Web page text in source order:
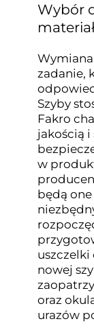
Wybór
zadanie,
Szyby
Fakro
jakością i
w
będą
uszczelki
nowej
oraz
urazów